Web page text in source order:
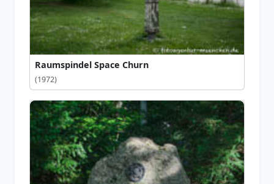
Raumspindel Space Churn
(1972)